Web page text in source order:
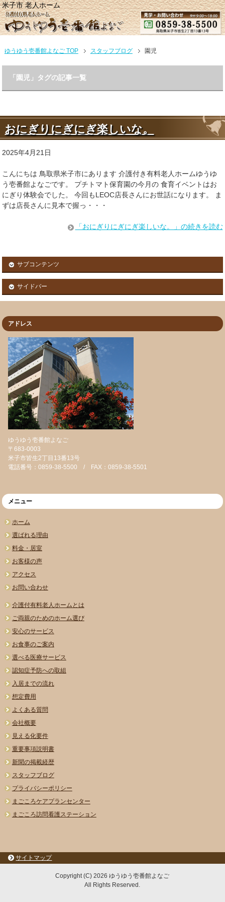
米子市 老人ホーム
ゆうゆう壱番館よなご TOP スタッフブログ 園児
「園児」タグの記事一覧
おにぎりにぎにぎ楽しいな。
2025年4月21日
こんにちは 鳥取県米子市にあります 介護付き有料老人ホームゆうゆ
う壱番館よなごです。 プチトマト保育園の今月の 食育イベントはお
にぎり体験会でした。 今回もLEOC店長さんにお世話になります。 ま
ずは店長さんに見本で握っ・・・
「おにぎりにぎにぎ楽しいな。」の続きを読む
サブコンテンツ
サイドバー
アドレス
ゆうゆう壱番館よなご
〒683-0003
米子市皆生2丁目13番13号
電話番号：0859-38-5500 / FAX：0859-38-5501
メニュー
ホーム
選ばれる理由
料金・居室
お客様の声
アクセス
お問い合わせ
介護付有料老人ホームとは
ご両親のためのホーム選び
安心のサービス
お食事のご案内
選べる医療サービス
認知症予防への取組
入居までの流れ
想定費用
よくある質問
会社概要
見える化要件
重要事項説明書
新聞の掲載経歴
スタッフブログ
プライバシーポリシー
まごころケアプランセンター
まごころ訪問看護ステーション
サイトマップ
Copyright (C) 2026 ゆうゆう壱番館よなご
All Rights Reserved.